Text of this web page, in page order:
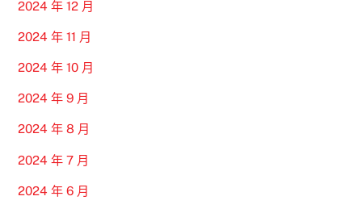
2024 年 12 月
2024 年 11 月
2024 年 10 月
2024 年 9 月
2024 年 8 月
2024 年 7 月
2024 年 6 月